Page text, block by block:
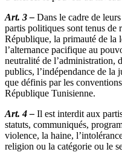
Art. 3 – Dans le cadre de
partis politiques sont tenus de
République, la primauté de la
l’alternance pacifique au
neutralité de l’administration,
publics, l’indépendance de la
que définis par les
République Tunisienne.
Art. 4 – Il est interdit aux
statuts, communiqués,
violence, la haine,
religion ou la catégorie ou le